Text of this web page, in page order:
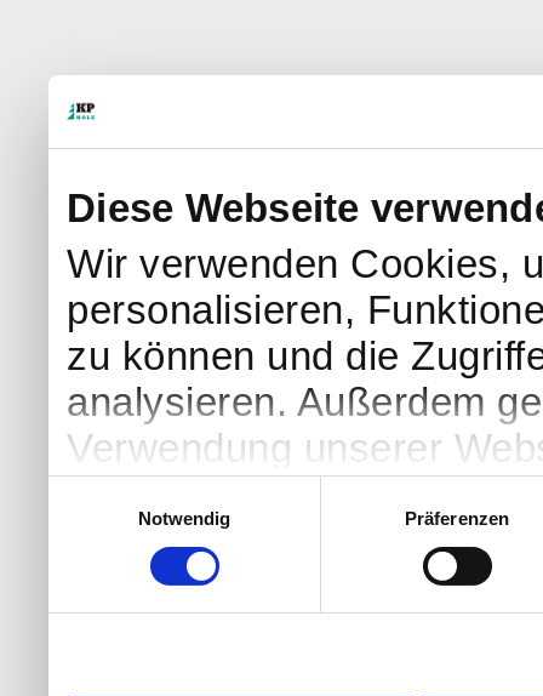
Diese Webseite
Wir verwenden Cookies,
personalisieren,
zu können und die
analysieren. Außerdem
Verwendung unserer
Partner führen diese
weiteren Daten
Notwendig
Präferenzen